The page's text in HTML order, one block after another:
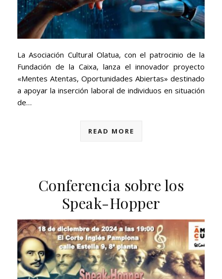
La Asociación Cultural Olatua, con el patrocinio de la
Fundación de la Caixa, lanza el innovador proyecto
«Mentes Atentas, Oportunidades Abiertas» destinado
a apoyar la inserción laboral de individuos en situación
de…
READ MORE
Conferencia sobre los
Speak-Hopper